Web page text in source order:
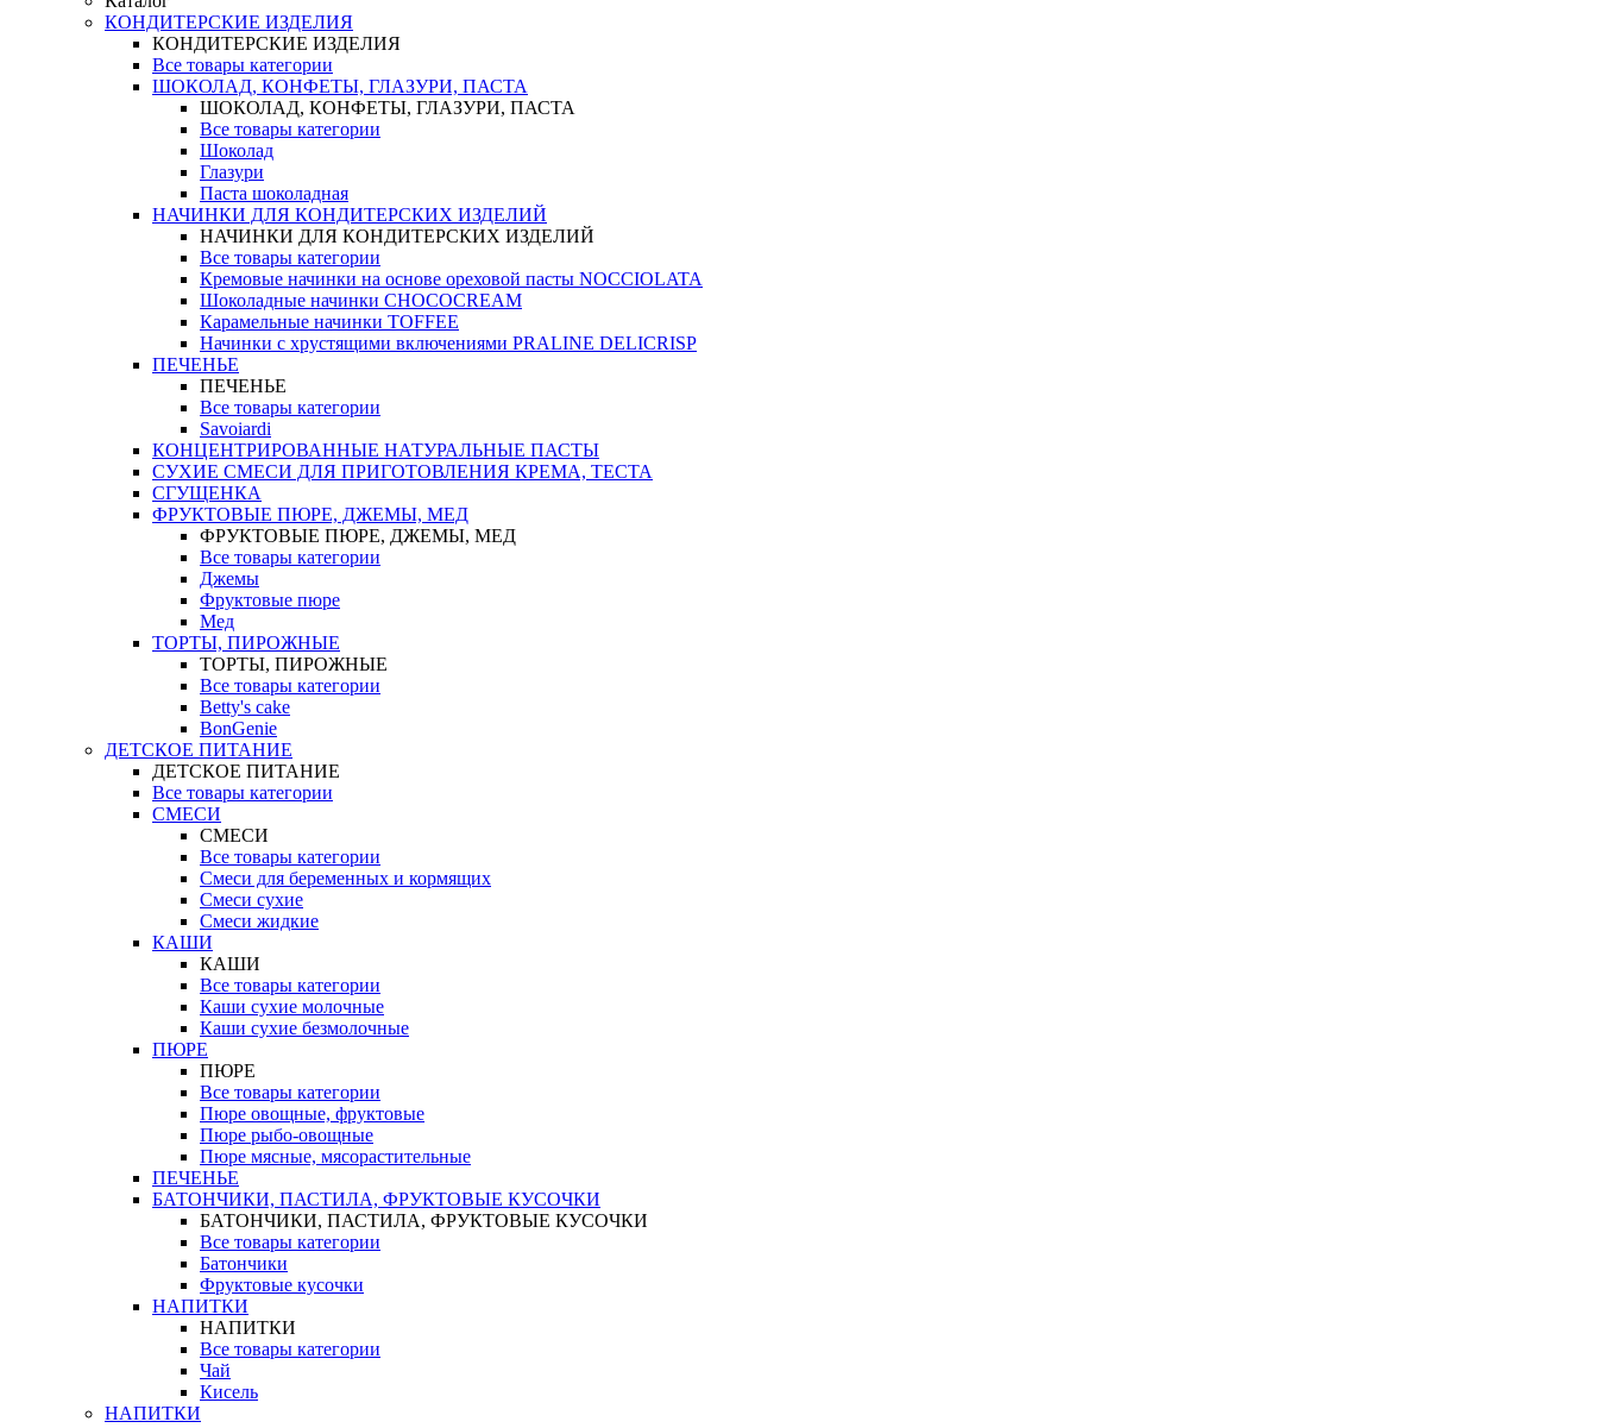
КОНДИТЕРСКИЕ ИЗДЕЛИЯ
КОНДИТЕРСКИЕ ИЗДЕЛИЯ
Все товары категории
ШОКОЛАД, КОНФЕТЫ, ГЛАЗУРИ, ПАСТА
ШОКОЛАД, КОНФЕТЫ, ГЛАЗУРИ, ПАСТА
Все товары категории
Шоколад
Глазури
Паста шоколадная
НАЧИНКИ ДЛЯ КОНДИТЕРСКИХ ИЗДЕЛИЙ
НАЧИНКИ ДЛЯ КОНДИТЕРСКИХ ИЗДЕЛИЙ
Все товары категории
Кремовые начинки на основе ореховой пасты NOCCIOLATA
Шоколадные начинки CHOCOCREAM
Карамельные начинки TOFFEE
Начинки с хрустящими включениями PRALINE DELICRISP
ПЕЧЕНЬЕ
ПЕЧЕНЬЕ
Все товары категории
Savoiardi
КОНЦЕНТРИРОВАННЫЕ НАТУРАЛЬНЫЕ ПАСТЫ
СУХИЕ СМЕСИ ДЛЯ ПРИГОТОВЛЕНИЯ КРЕМА, ТЕСТА
СГУЩЕНКА
ФРУКТОВЫЕ ПЮРЕ, ДЖЕМЫ, МЕД
ФРУКТОВЫЕ ПЮРЕ, ДЖЕМЫ, МЕД
Все товары категории
Джемы
Фруктовые пюре
Мед
ТОРТЫ, ПИРОЖНЫЕ
ТОРТЫ, ПИРОЖНЫЕ
Все товары категории
Betty's cake
BonGenie
ДЕТСКОЕ ПИТАНИЕ
ДЕТСКОЕ ПИТАНИЕ
Все товары категории
СМЕСИ
СМЕСИ
Все товары категории
Смеси для беременных и кормящих
Смеси сухие
Смеси жидкие
КАШИ
КАШИ
Все товары категории
Каши сухие молочные
Каши сухие безмолочные
ПЮРЕ
ПЮРЕ
Все товары категории
Пюре овощные, фруктовые
Пюре рыбо-овощные
Пюре мясные, мясорастительные
ПЕЧЕНЬЕ
БАТОНЧИКИ, ПАСТИЛА, ФРУКТОВЫЕ КУСОЧКИ
БАТОНЧИКИ, ПАСТИЛА, ФРУКТОВЫЕ КУСОЧКИ
Все товары категории
Батончики
Фруктовые кусочки
НАПИТКИ
НАПИТКИ
Все товары категории
Чай
Кисель
НАПИТКИ